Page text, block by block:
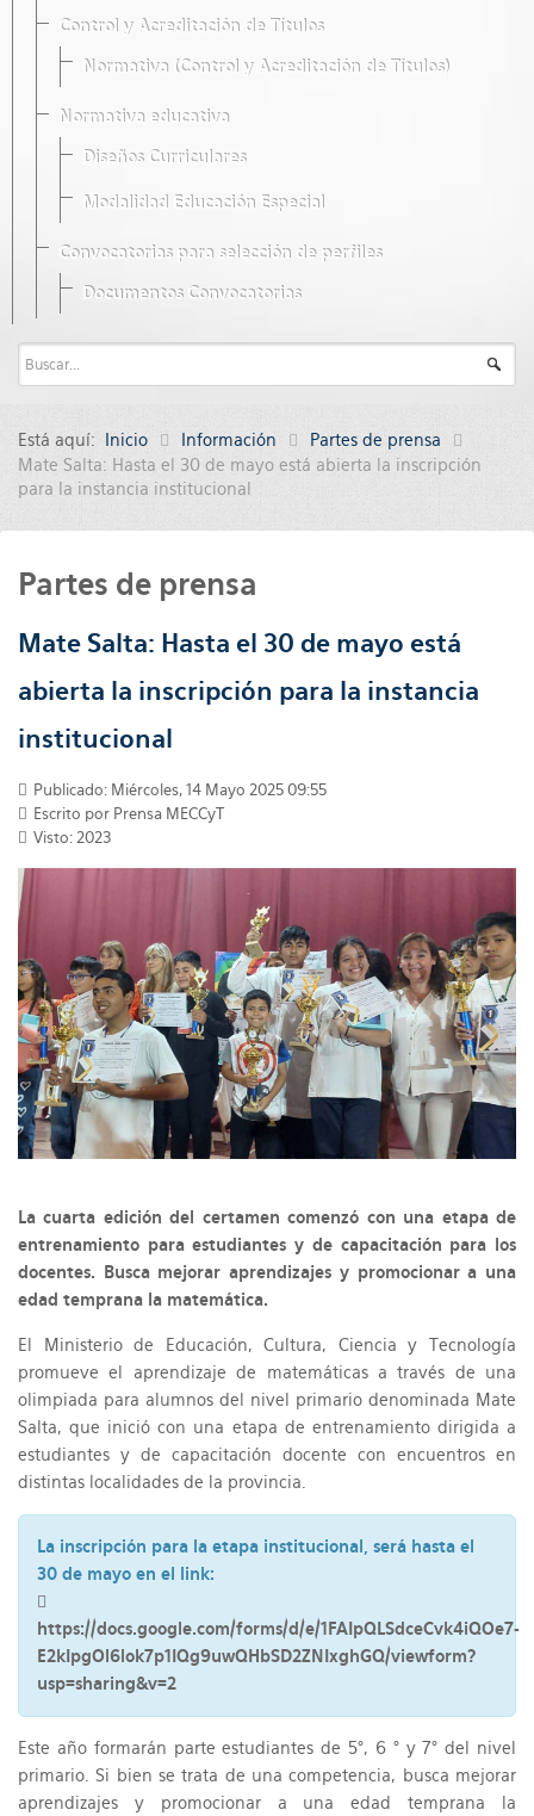
Control y Acreditación de Títulos
Normativa (Control y Acreditación de Títulos)
Normativa educativa
Diseños Curriculares
Modalidad Educación Especial
Convocatorias para selección de perfiles
Documentos Convocatorias
Está aquí: Inicio Información
Partes de prensa
Mate Salta: Hasta el 30 de mayo está abierta la inscripción
para la instancia institucional
Partes de prensa
Mate Salta: Hasta el 30 de mayo está
abierta la inscripción para la instancia
institucional
Publicado: Miércoles, 14 Mayo 2025 09:55
Escrito por Prensa MECCyT
Visto: 2023
La cuarta edición del certamen comenzó con una etapa de
entrenamiento para estudiantes y de capacitación para los
docentes. Busca mejorar aprendizajes y promocionar a una
edad temprana la matemática.
El Ministerio de Educación, Cultura, Ciencia y Tecnología
promueve el aprendizaje de matemáticas a través de una
olimpiada para alumnos del nivel primario denominada Mate
Salta, que inició con una etapa de entrenamiento dirigida a
estudiantes y de capacitación docente con encuentros en
distintas localidades de la provincia.
La inscripción para la etapa institucional, será hasta el
30 de mayo en el link:
https://docs.google.com/forms/d/e/1FAIpQLSdceCvk4iQOe7-
E2kIpgOl6lok7p1IQg9uwQHbSD2ZNIxghGQ/viewform?
usp=sharing&v=2
Este año formarán parte estudiantes de 5°, 6 ° y 7° del nivel
primario. Si bien se trata de una competencia, busca mejorar
aprendizajes y promocionar a una edad temprana la